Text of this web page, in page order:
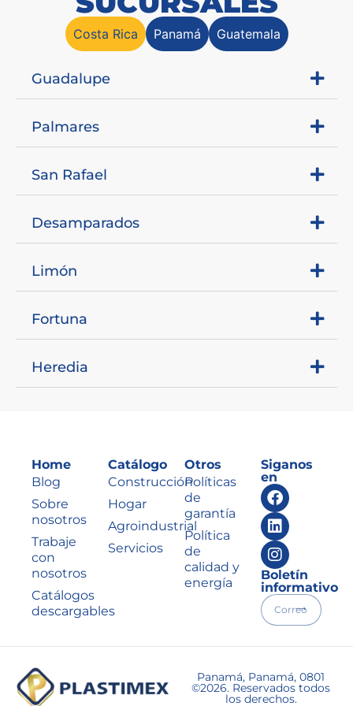
Costa Rica Panamá Guatemala
Guadalupe
Palmares
San Rafael
Desamparados
Limón
Fortuna
Heredia
Home
Blog
Sobre
nosotros
Trabaje
con
nosotros
Catálogos
descargables
Catálogo
Construcción
Hogar
Agroindustrial
Servicios
Otros
Políticas
de
garantía
Política
de
calidad y
energía
Siganos
en
Boletín
informativo
Panamá, Panamá, 0801
©2026. Reservados todos
los derechos.